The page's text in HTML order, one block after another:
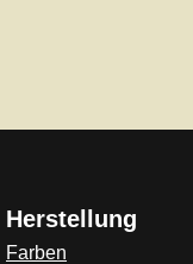
Herstellung
Farben